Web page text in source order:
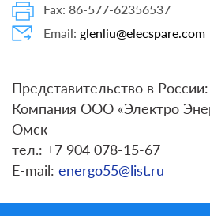
Fax: 86-577-62356537
Email: glenliu@elecspare.com
Представительство в России:
Компания ООО «Электро
Омск
тел.: +7 904 078-15-67
E-mail: energo55@list.ru